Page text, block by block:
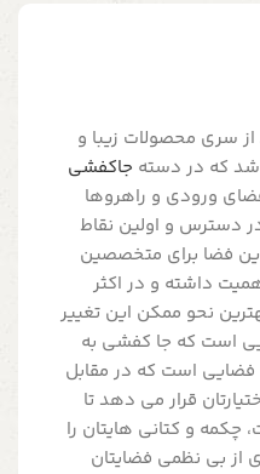
جاکفشی معرق مدل JK04017 از سری محصولات زیبا و
که در دسته جاکفشی
ورودی و راهروها
دسترس و اولین نقاط
فضا برای متخصصین
داشته و در اکثر
نحو ممکن این تغییر
است که جا کفشی به
است که در مقابل
قرار می دهد تا
چکمه و کتانی هایتان را
از بی نظمی فضایتان